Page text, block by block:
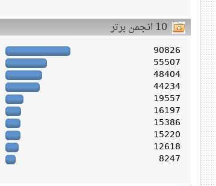
10 انجمن برتر
90826
55507
48404
44234
19557
16197
15386
15220
12618
8247